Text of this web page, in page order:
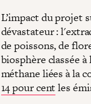
L’impact du projet
dévastateur :
de poissons, de
biosphère classée
méthane liées à la
14 pour cent les